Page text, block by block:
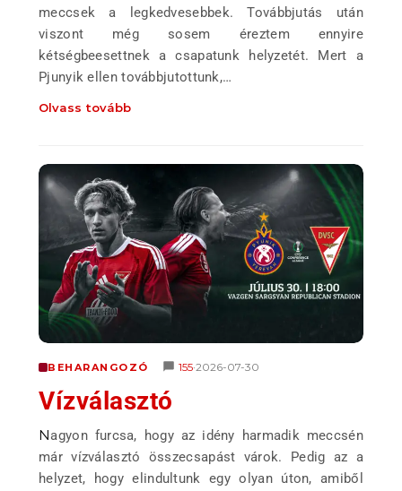
meccsek a legkedvesebbek. Továbbjutás után
viszont még sosem éreztem ennyire
kétségbeesettnek a csapatunk helyzetét. Mert a
Pjunyik ellen továbbjutottunk,…
Olvass tovább
BEHARANGOZÓ
Vízválasztó
155•2026-07-30
Nagyon furcsa, hogy az idény harmadik meccsén
már vízválasztó összecsapást várok. Pedig az a
helyzet, hogy elindultunk egy olyan úton, amiből